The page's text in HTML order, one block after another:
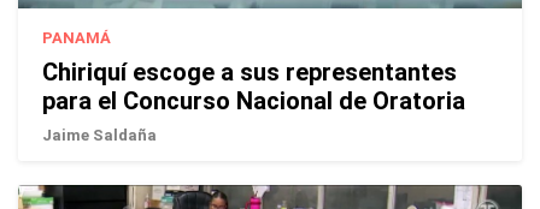
PANAMÁ
Chiriquí escoge a sus representantes
para el Concurso Nacional de Oratoria
Jaime Saldaña